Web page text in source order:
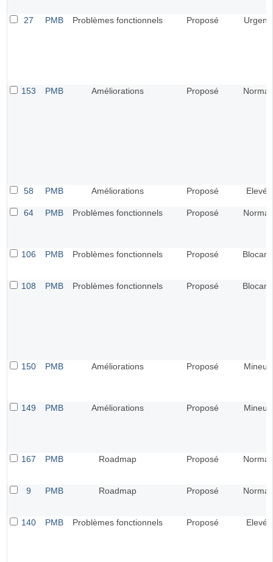
27 PMB Problèmes fonctionnels Proposé Urgent
153 PMB Améliorations Proposé Normal
58 PMB Améliorations Proposé Elevé
64 PMB Problèmes fonctionnels Proposé Normal
106 PMB Problèmes fonctionnels Proposé Blocant
108 PMB Problèmes fonctionnels Proposé Blocant
150 PMB Améliorations Proposé Mineur
149 PMB Améliorations Proposé Mineur
167 PMB Roadmap Proposé Normal
9 PMB Roadmap Proposé Normal
140 PMB Problèmes fonctionnels Proposé Elevé